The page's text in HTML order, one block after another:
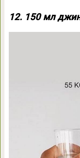
12. 150 мл